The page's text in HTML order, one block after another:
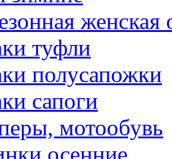
женская
туфли
полусапожки
сапоги
мотообувь